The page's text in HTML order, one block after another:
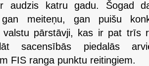
audzis katru gadu. Šogad
gan meiteņu, gan puišu
valstu pārstāvji, kas ir pat trīs
sacensībās piedalās
FIS ranga punktu reitingiem.